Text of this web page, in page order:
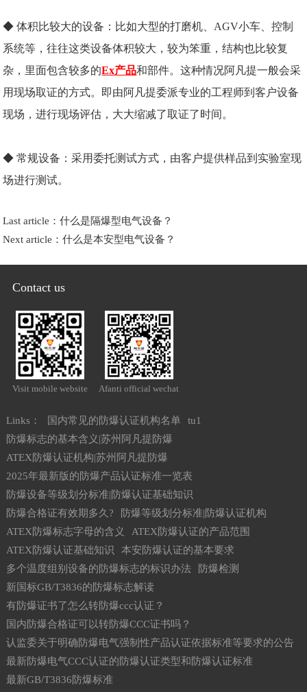
◆ 体积比较大的设备：比如大型的打磨机、AGV小车、控制
系统等，往往这类设备体积较大，较为笨重，结构也比较复
杂，里面包含较多的Ex产品和部件。这种情况阿凡提一般会采
用现场取证的方式。即由阿凡提委派专业的工程师到客户设备
现场，进行现场评估，大大缩减了取证了时间。
◆ 常规设备：采用委托测试方式，由客户提供样品到实验室现
场进行测试。
Last article：什么是隔爆型电气设备？
Next article：什么是本安型电气设备？
Contact us
Visit mobile website Afanti official wechat
Links： 国内常见的防爆认证机构名单
tu1
防爆标志的基本含义|苏州阿凡提防爆
ATEX防爆认证机构|苏州阿凡提防爆
2025年最新版的防爆产品认证标准一览表
防爆设备等级划分标准|防爆认证基础知识
防爆合格证有效期多久?
防爆等级划分标准|防爆认证机构
ATEX防爆标志字母的含义
ATEX防爆认证的产品范围
ATEX防爆认证基础知识
本安防爆认证的基本要求
多个温度组别设备的防爆标志的标识办法
防爆检测
新国标GB/T3836的防爆标志解读
有防爆证书了怎么转防爆ccc认证？
国内防爆合格证可以转防爆CCC证书吗？
认监委关于明确防爆电气强制性产品认证依据标准等要求的公告
最新防爆电气CCC认证的防爆认证类型和防爆认证标准
最新GB/T3836防爆标准